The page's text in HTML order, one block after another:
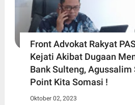
Front Advokat Rakyat
Kejati Akibat Dugaan
Bank Sulteng, Agussalim
Point Kita Somasi !
Oktober 02, 2023